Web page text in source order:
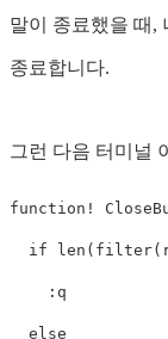
말이 종료했을 때,
종료합니다.
그런 다음 터미널
function !
if len ( filter(
: q
else